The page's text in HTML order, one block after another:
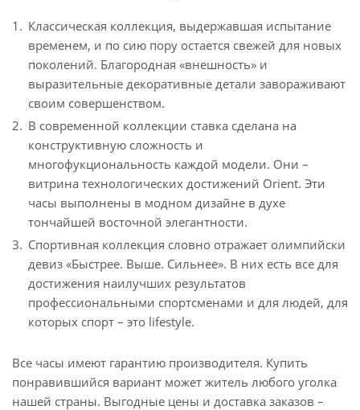
Классическая коллекция, выдержавшая испытание
временем, и по сию пору остается свежей для новых
поколений. Благородная «внешность» и
выразительные декоративные детали завораживают
своим совершенством.
В современной коллекции ставка сделана на
конструктивную сложность и
многофукциональность каждой модели. Они –
витрина технологических достижений Оrient. Эти
часы выполнены в модном дизайне в духе
тончайшей восточной элегантности.
Спортивная коллекция словно отражает олимпийски
девиз «Быстрее. Выше. Сильнее». В них есть все для
достижения наилучших результатов
профессиональными спортсменами и для людей, для
которых спорт – это lifestyle.
Все часы имеют гарантию производителя. Купить
понравившийся вариант может житель любого уголка
нашей страны. Выгодные цены и доставка заказов –